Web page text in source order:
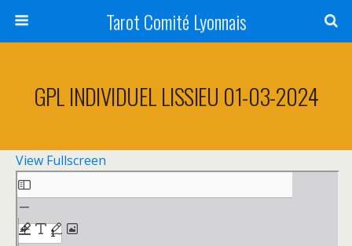
Tarot Comité Lyonnais
GPL INDIVIDUEL LISSIEU 01-03-2024
View Fullscreen